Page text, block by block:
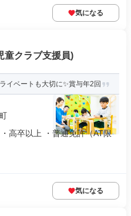
気になる
童クラブ支援員)
イベートも大切に✨賞与年2回
高卒以上 ・普通免許（AT限
気になる